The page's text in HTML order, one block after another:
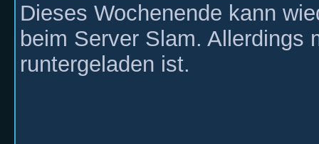
Dieses Wochenende kann
beim Server Slam. Allerdings
runtergeladen ist.